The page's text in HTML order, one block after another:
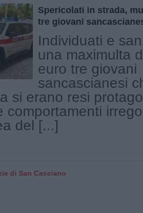
Spericolati in strada,
tre giovani
Individuati e
una maximulta
euro tre giovani
sancascianesi
si erano resi
comportamenti
del [...]
di San Casciano